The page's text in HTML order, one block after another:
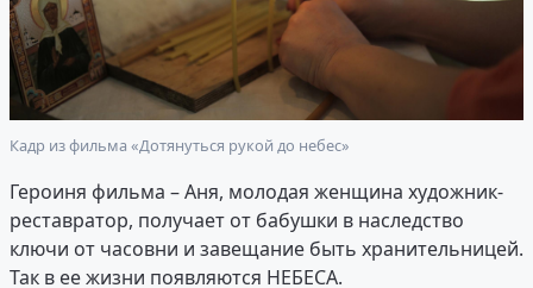
Кадр из фильма «Дотянуться рукой до небес»
Героиня фильма – Аня, молодая женщина художник-
реставратор, получает от бабушки в наследство
ключи от часовни и завещание быть хранительницей.
Так в ее жизни появляются НЕБЕСА.